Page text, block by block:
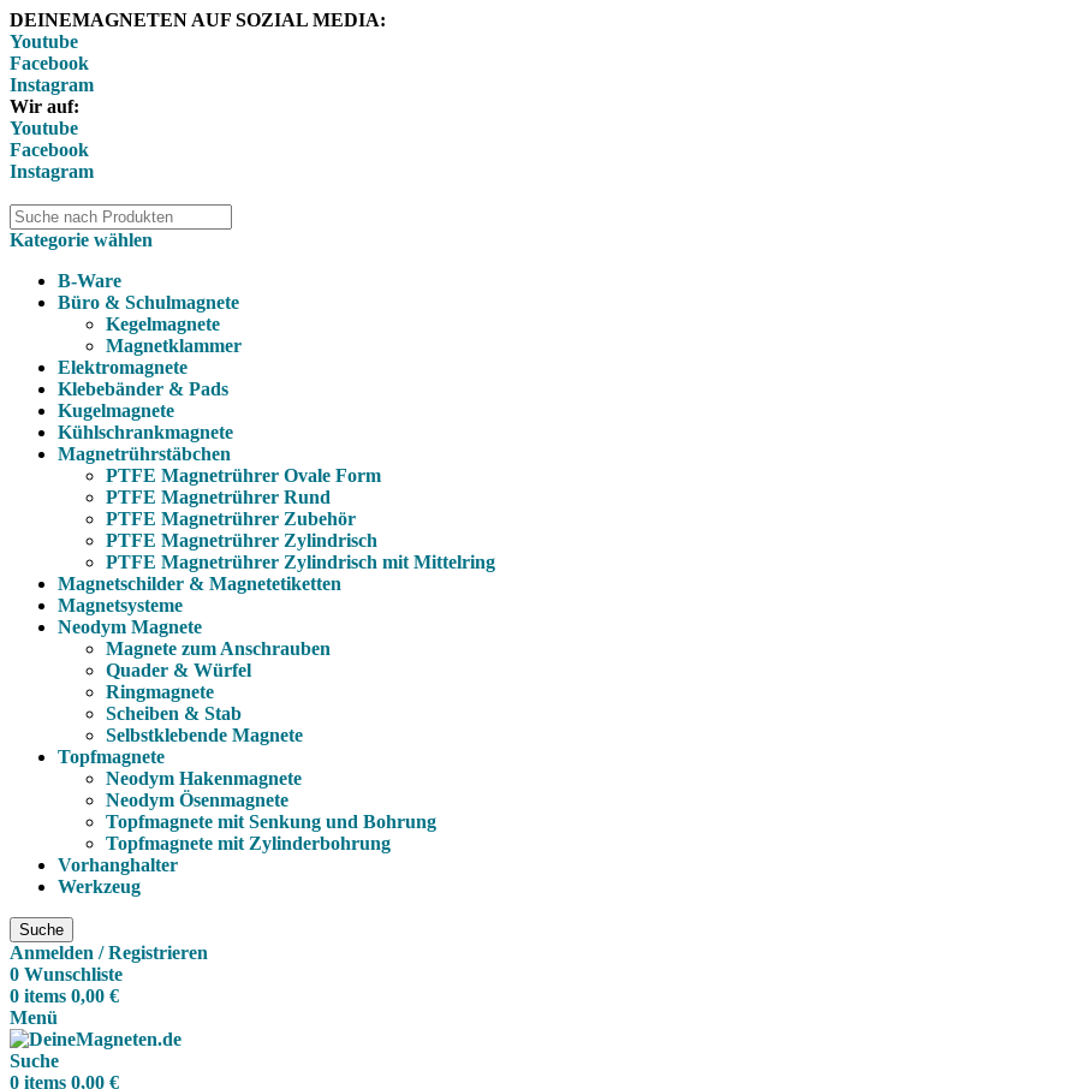
DEINEMAGNETEN AUF SOZIAL MEDIA:
Youtube
Facebook
Instagram
Wir auf:
Youtube
Facebook
Instagram
Kategorie wählen
B-Ware
Büro & Schulmagnete
Kegelmagnete
Magnetklammer
Elektromagnete
Klebebänder & Pads
Kugelmagnete
Kühlschrankmagnete
Magnetrührstäbchen
PTFE Magnetrührer Ovale Form
PTFE Magnetrührer Rund
PTFE Magnetrührer Zubehör
PTFE Magnetrührer Zylindrisch
PTFE Magnetrührer Zylindrisch mit Mittelring
Magnetschilder & Magnetetiketten
Magnetsysteme
Neodym Magnete
Magnete zum Anschrauben
Quader & Würfel
Ringmagnete
Scheiben & Stab
Selbstklebende Magnete
Topfmagnete
Neodym Hakenmagnete
Neodym Ösenmagnete
Topfmagnete mit Senkung und Bohrung
Topfmagnete mit Zylinderbohrung
Vorhanghalter
Werkzeug
Suche
Anmelden / Registrieren
0 Wunschliste
0 items 0,00 €
Menü
Suche
0 items 0,00 €